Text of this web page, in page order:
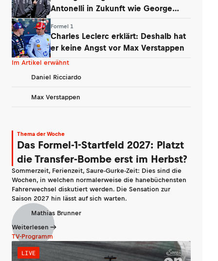
Antonelli in Zukunft wie George
Formel 1
Charles Leclerc erklärt: Deshalb hat
er keine Angst vor Max Verstappen
Im Artikel erwähnt
Daniel Ricciardo
Max Verstappen
Thema der Woche
Das Formel-1-Startfeld 2027: Platzt
die Transfer-Bombe erst im Herbst?
Sommerzeit, Ferienzeit, Saure-Gurke-Zeit: Dies sind die
Wochen, in welchen normalerweise die hanebüchensten
Fahrerwechsel diskutiert werden. Die Sensation zur
Saison 2027 hin lässt auf sich warten.
Mathias Brunner
Weiterlesen
TV-Programm
LIVE